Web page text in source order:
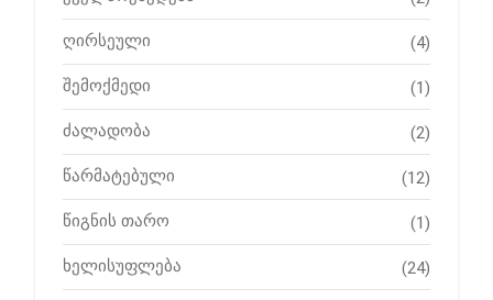
ღირსეული (4)
შემოქმედი (1)
ძალადობა (2)
წარმატებული (12)
წიგნის თარო (1)
ხელისუფლება (24)